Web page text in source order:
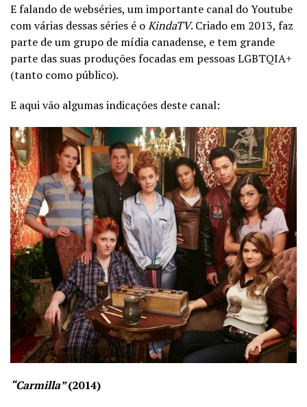
E falando de webséries, um importante canal do Youtube
com várias dessas séries é oKindaTV. Criado em 2013, faz
parte de um grupo de mídia canadense, e tem grande
parte das suas produções focadas em pessoas LGBTQIA+
(tanto como público).
E aqui vão algumas indicações deste canal:
“Carmilla”(2014)